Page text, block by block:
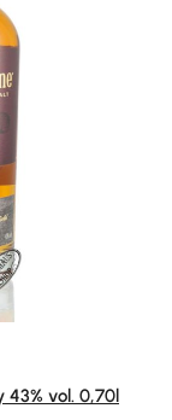
43% vol. 0,70l